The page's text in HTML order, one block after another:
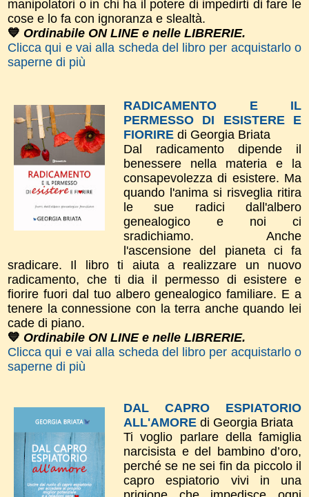
manipolatori o in chi ha il potere di impedirti di fare le
cose e lo fa con ignoranza e slealtà.
💙 Ordinabile ON LINE e nelle LIBRERIE.
Clicca qui e vai alla scheda del libro per acquistarlo o
saperne di più
RADICAMENTO E IL
PERMESSO DI ESISTERE E
FIORIRE di Georgia Briata
Dal radicamento dipende il
benessere nella materia e la
consapevolezza di esistere. Ma
quando l'anima si risveglia ritira
le sue radici dall'albero
genealogico e noi ci
sradichiamo. Anche
l'ascensione del pianeta ci fa
sradicare. Il libro ti aiuta a realizzare un nuovo
radicamento, che ti dia il permesso di esistere e
fiorire fuori dal tuo albero genealogico familiare. E a
tenere la connessione con la terra anche quando lei
cade di piano.
💙 Ordinabile ON LINE e nelle LIBRERIE.
Clicca qui e vai alla scheda del libro per acquistarlo o
saperne di più
DAL CAPRO ESPIATORIO
ALL'AMORE di Georgia Briata
Ti voglio parlare della famiglia
narcisista e del bambino d’oro,
perché se ne sei fin da piccolo il
capro espiatorio vivi in una